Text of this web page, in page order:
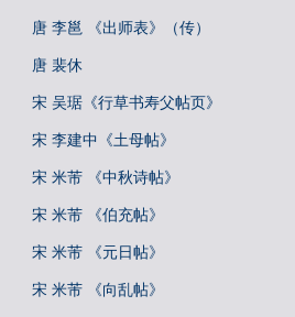
唐 李邕 《出师表》（传）
唐 裴休
宋 吴琚《行草书寿父帖页》
宋 李建中《土母帖》
宋 米芾 《中秋诗帖》
宋 米芾 《伯充帖》
宋 米芾 《元日帖》
宋 米芾 《向乱帖》